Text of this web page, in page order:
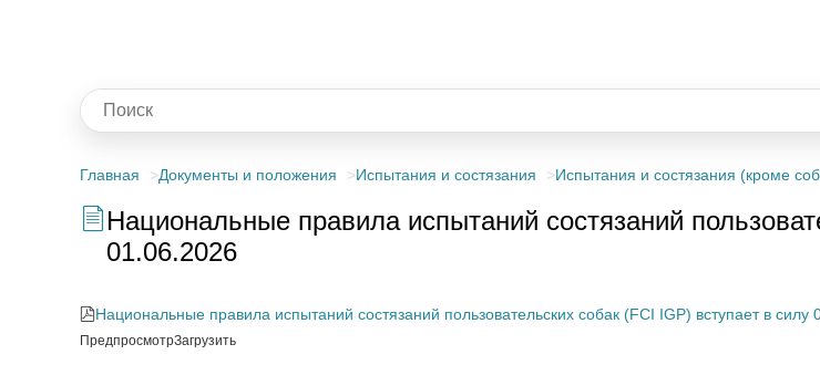
Главная Документы и положения Испытания и состязания Испытания и состязания (кроме
Национальные правила испытаний состязаний
01.06.2026
Национальные правила испытаний состязаний пользовательских собак (FCI IGP) вступает в силу
ПредпросмотрЗагрузить